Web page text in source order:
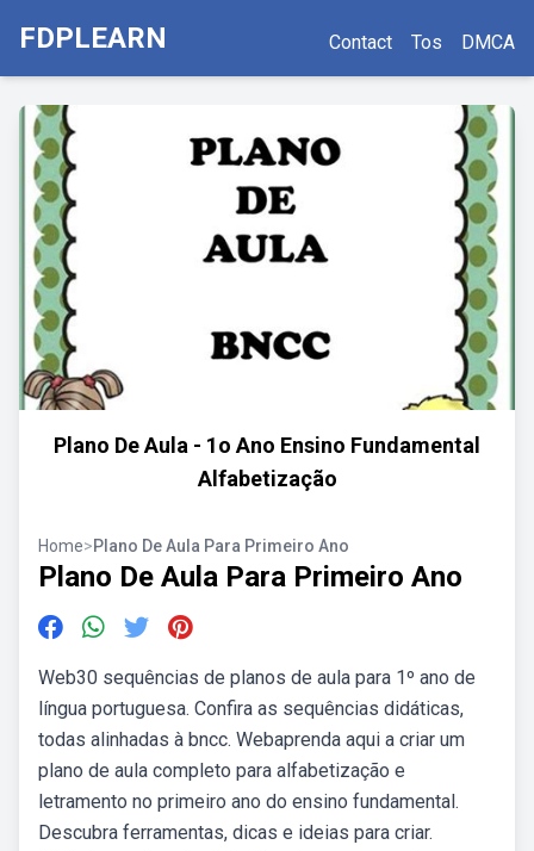
FDPLEARN Contact Tos DMCA
Plano De Aula - 1o Ano Ensino Fundamental
Alfabetização
Home>Plano De Aula Para Primeiro Ano
Plano De Aula Para Primeiro Ano
Web30 sequências de planos de aula para 1º ano de
língua portuguesa. Confira as sequências didáticas,
todas alinhadas à bncc. Webaprenda aqui a criar um
plano de aula completo para alfabetização e
letramento no primeiro ano do ensino fundamental.
Descubra ferramentas, dicas e ideias para criar.